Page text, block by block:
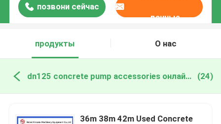
позвони сейчас
данные
продукты О нас
dn125 concrete pump accessories онлайн производство (24)
36m 38m 42m Used Concrete